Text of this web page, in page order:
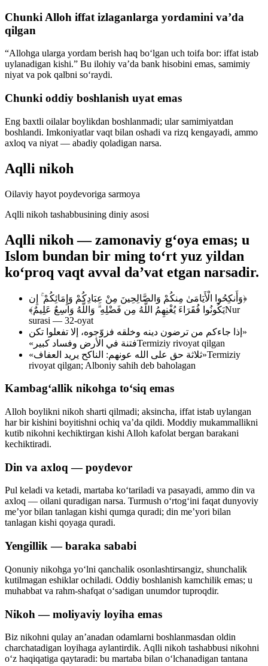
Chunki Alloh iffat izlaganlarga yordamini vaʼda
qilgan
“Allohga ularga yordam berish haq boʻlgan uch toifa bor: iffat istab
uylanadigan kishi.” Bu ilohiy vaʼda bank hisobini emas, samimiy
niyat va pok qalbni soʻraydi.
Chunki oddiy boshlanish uyat emas
Eng baxtli oilalar boylikdan boshlanmadi; ular samimiyatdan
boshlandi. Imkoniyatlar vaqt bilan oshadi va rizq kengayadi, ammo
axloq va niyat — abadiy qoladigan narsa.
Aqlli nikoh
Oilaviy hayot poydevoriga sarmoya
Aqlli nikoh tashabbusining diniy asosi
Aqlli nikoh — zamonaviy gʻoya emas; u
Islom bundan bir ming toʻrt yuz yildan
koʻproq vaqt avval daʼvat etgan narsadir.
﴿وَأَنكِحُوا الْأَيَامَىٰ مِنكُمْ وَالصَّالِحِينَ مِنْ عِبَادِكُمْ وَإِمَائِكُمْ ۚ إِن
يَكُونُوا فُقَرَاءَ يُغْنِهِمُ اللَّهُ مِن فَضْلِهِ ۗ وَاللَّهُ وَاسِعٌ عَلِيمٌ﴾Nur
surasi — 32-oyat
«إذا جاءكم من ترضون دينه وخلقه فزوّجوه، إلا تفعلوا تكن
فتنة في الأرض وفساد كبير»Termiziy rivoyat qilgan
«ثلاثة حق على الله عونهم: الناكح يريد العفاف»Termiziy
rivoyat qilgan; Alboniy sahih deb baholagan
Kambagʻallik nikohga toʻsiq emas
Alloh boylikni nikoh sharti qilmadi; aksincha, iffat istab uylangan
har bir kishini boyitishni ochiq vaʼda qildi. Moddiy mukammallikni
kutib nikohni kechiktirgan kishi Alloh kafolat bergan barakani
kechiktiradi.
Din va axloq — poydevor
Pul keladi va ketadi, martaba koʻtariladi va pasayadi, ammo din va
axloq — oilani quradigan narsa. Turmush oʻrtogʻini faqat dunyoviy
meʼyor bilan tanlagan kishi qumga quradi; din meʼyori bilan
tanlagan kishi qoyaga quradi.
Yengillik — baraka sababi
Qonuniy nikohga yoʻlni qanchalik osonlashtirsangiz, shunchalik
kutilmagan eshiklar ochiladi. Oddiy boshlanish kamchilik emas; u
muhabbat va rahm-shafqat oʻsadigan unumdor tuproqdir.
Nikoh — moliyaviy loyiha emas
Biz nikohni qulay anʼanadan odamlarni boshlanmasdan oldin
charchatadigan loyihaga aylantirdik. Aqlli nikoh tashabbusi nikohni
oʻz haqiqatiga qaytaradi: bu martaba bilan oʻlchanadigan tantana